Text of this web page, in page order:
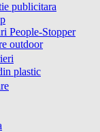
publicitara
People-Stopper
outdoor
plastic